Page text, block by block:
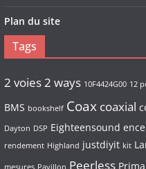
Plan du site
Tags
2 voies2 ways 10F4424G00 12
BMS bookshelf Coax coaxial
Dayton DSP Eighteensound
rendement Highland justdiyit kit
Peerless Prima